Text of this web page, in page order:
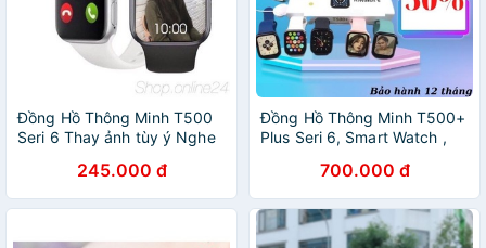
Đồng Hồ Thông Minh T500
Seri 6 Thay ảnh tùy ý Nghe
245.000 đ
Đồng Hồ Thông Minh T500+
Plus Seri 6, Smart Watch ,
5.0, Size 44mm
700.000 đ